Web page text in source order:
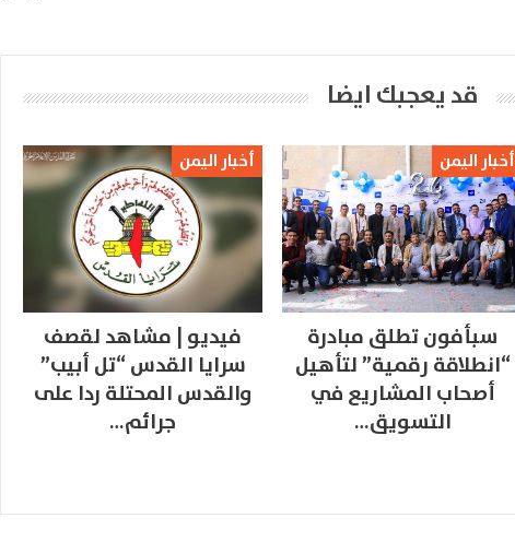
قد يعجبك ايضا
أخبار اليمن
سبأفون تطلق مبادرة
“انطلاقة رقمية” لتأهيل
أصحاب المشاريع في
التسويق…
أخبار اليمن
فيديو | مشاهد لقصف
سرايا القدس “تل أبيب”
والقدس المحتلة ردا على
جرائم…